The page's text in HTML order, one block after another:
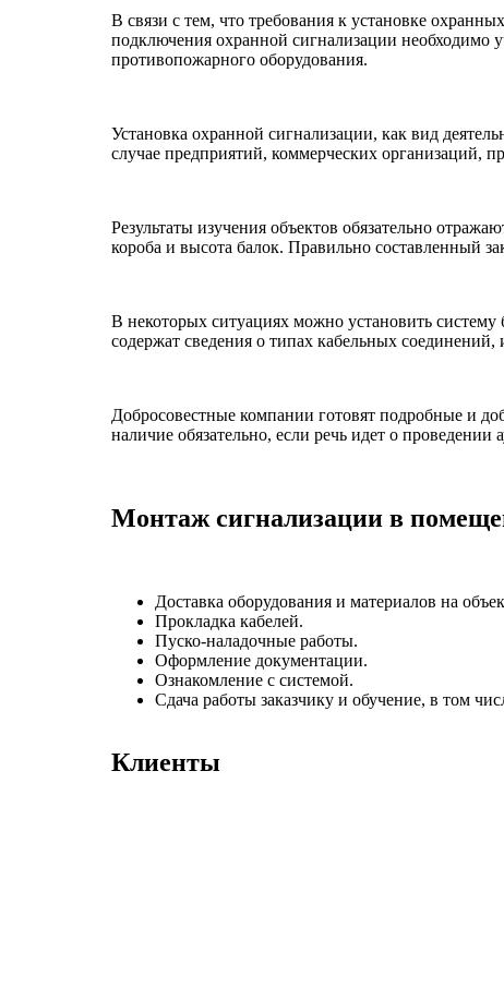
В связи с тем, что требования к установке
подключения охранной сигнализации необходимо
противопожарного оборудования.
Установка охранной сигнализации, как вид
случае предприятий, коммерческих организаций,
Результаты изучения объектов обязательно
короба и высота балок. Правильно составленный
В некоторых ситуациях можно установить
содержат сведения о типах кабельных
Добросовестные компании готовят подробные и
наличие обязательно, если речь идет о
Монтаж сигнализации в
Доставка оборудования и материалов на
Прокладка кабелей.
Пуско-наладочные работы.
Оформление документации.
Ознакомление с системой.
Сдача работы заказчику и обучение, в том
Клиенты